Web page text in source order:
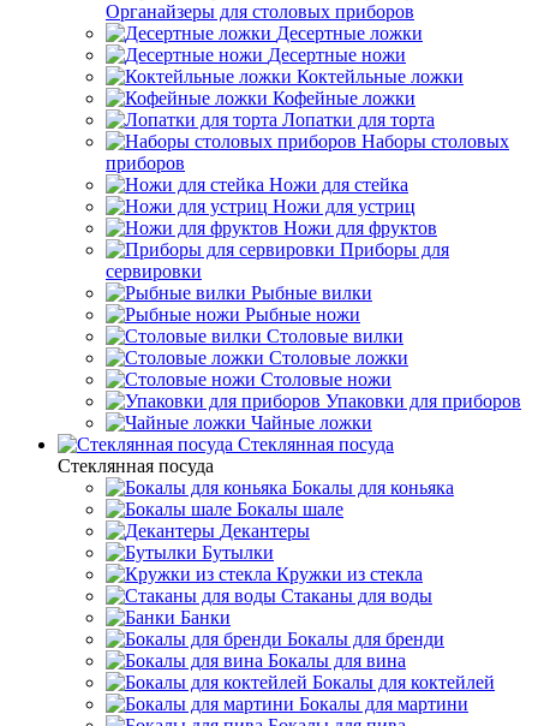
Органайзеры для столовых приборов
Десертные ложки
Десертные ножи
Коктейльные ложки
Кофейные ложки
Лопатки для торта
Наборы столовых
приборов
Ножи для стейка
Ножи для устриц
Ножи для фруктов
Приборы для
сервировки
Рыбные вилки
Рыбные ножи
Столовые вилки
Столовые ложки
Столовые ножи
Упаковки для приборов
Чайные ложки
Стеклянная посуда
Стеклянная посуда
Бокалы для коньяка
Бокалы шале
Декантеры
Бутылки
Кружки из стекла
Стаканы для воды
Банки
Бокалы для бренди
Бокалы для вина
Бокалы для коктейлей
Бокалы для мартини